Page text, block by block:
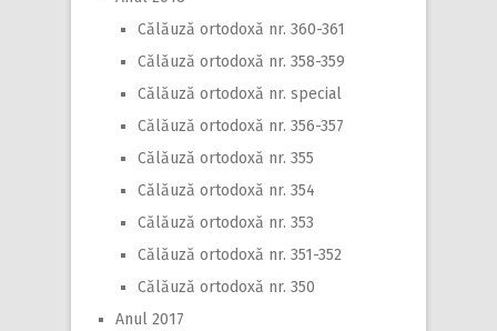
Călăuză ortodoxă nr. 360-361
Călăuză ortodoxă nr. 358-359
Călăuză ortodoxă nr. special
Călăuză ortodoxă nr. 356-357
Călăuză ortodoxă nr. 355
Călăuză ortodoxă nr. 354
Călăuză ortodoxă nr. 353
Călăuză ortodoxă nr. 351-352
Călăuză ortodoxă nr. 350
Anul 2017